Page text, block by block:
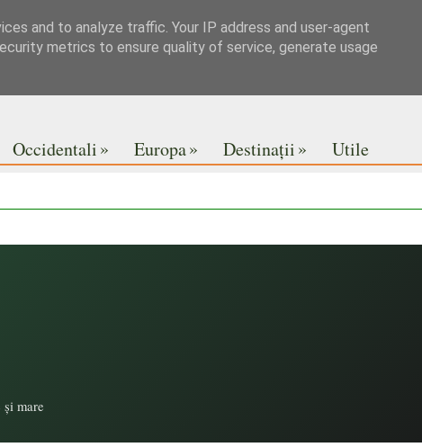
Occidentali» Europa» Destinații» Utile
mare
and to analyze traffic. Your IP address and user-agent
metrics to ensure quality of service, generate usage